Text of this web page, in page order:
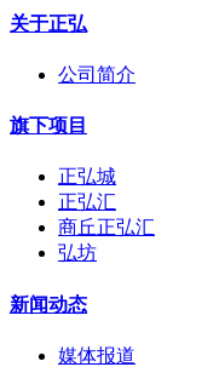
关于正弘
公司简介
旗下项目
正弘城
正弘汇
商丘正弘汇
弘坊
新闻动态
媒体报道